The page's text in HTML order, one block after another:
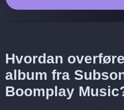
Hvordan
album fra
Boomplay